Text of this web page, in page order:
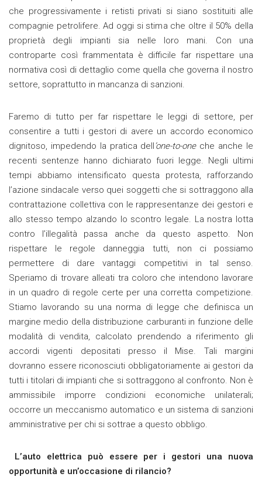
che progressivamente i retisti privati si siano sostituiti alle
compagnie petrolifere. Ad oggi si stima che oltre il 50% della
proprietà degli impianti sia nelle loro mani. Con una
controparte così frammentata è difficile far rispettare una
normativa così di dettaglio come quella che governa il nostro
settore, soprattutto in mancanza di sanzioni.
Faremo di tutto per far rispettare le leggi di settore, per
consentire a tutti i gestori di avere un accordo economico
dignitoso, impedendo la pratica dell’one-to-oneche anche le
recenti sentenze hanno dichiarato fuori legge. Negli ultimi
tempi abbiamo intensificato questa protesta, rafforzando
l’azione sindacale verso quei soggetti che si sottraggono alla
contrattazione collettiva con le rappresentanze dei gestori e
allo stesso tempo alzando lo scontro legale. La nostra lotta
contro l’illegalità passa anche da questo aspetto. Non
rispettare le regole danneggia tutti, non ci possiamo
permettere di dare vantaggi competitivi in tal senso.
Speriamo di trovare alleati tra coloro che intendono lavorare
in un quadro di regole certe per una corretta competizione.
Stiamo lavorando su una norma di legge che definisca un
margine medio della distribuzione carburanti in funzione delle
modalità di vendita, calcolato prendendo a riferimento gli
accordi vigenti depositati presso il Mise. Tali margini
dovranno essere riconosciuti obbligatoriamente ai gestori da
tutti i titolari di impianti che si sottraggono al confronto. Non è
ammissibile imporre condizioni economiche unilaterali;
occorre un meccanismo automatico e un sistema di sanzioni
amministrative per chi si sottrae a questo obbligo.
L’auto elettrica può essere per i gestori una nuova
opportunità e un’occasione di rilancio?